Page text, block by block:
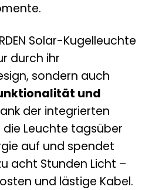
Solar-Kugelleuchte
durch ihr
sondern auch
und
der integrierten
die Leuchte tagsüber
auf und spendet
acht Stunden Licht –
und lästige Kabel.